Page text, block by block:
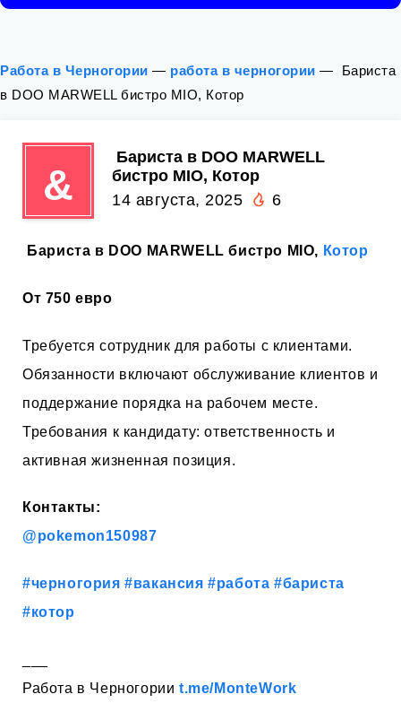
Работа в Черногории — работа в черногории —
️ Бариста
в DOO MARWELL бистро MIO, Котор
&
️ Бариста в DOO MARWELL
бистро MIO, Котор
14 августа, 2025
6
️ Бариста в DOO MARWELL бистро MIO, Котор
От 750 евро
Требуется сотрудник для работы с клиентами.
Обязанности включают обслуживание клиентов и
поддержание порядка на рабочем месте.
Требования к кандидату: ответственность и
активная жизненная позиция.
Контакты:
@pokemon150987
#черногория #вакансия #работа #бариста
#котор
Работа в Черногории t.me/MonteWork